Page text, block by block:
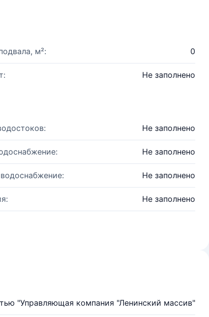
м²: 0
Не заполнено
Не заполнено
Не заполнено
Не заполнено
Не заполнено
"Управляющая компания "Ленинский массив"